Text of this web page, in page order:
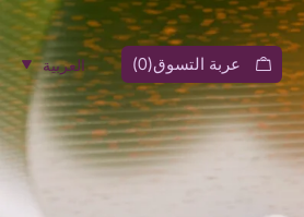
عربة التسوق(0
) العربية